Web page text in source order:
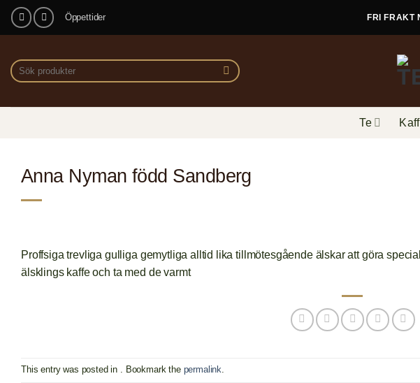
Skip
Öppettider FRI FRAKT
Sök
efter:
Te
Anna Nyman född Sandberg
Proffsiga trevliga gulliga gemytliga alltid lika tillmötesgående älskar att göra
älsklings kaffe och ta med de varmt
This entry was posted in . Bookmark the permalink